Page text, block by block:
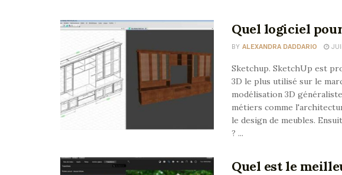
Quel logiciel
BY ALEXANDRA DADDARIO
Sketchup. SketchUp est
3D le plus utilisé sur le
modélisation 3D
métiers comme
le design de meubles.
? ...
Quel est le